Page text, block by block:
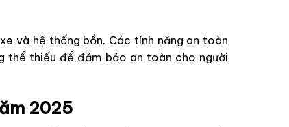
và hệ thống bồn. Các tính năng an toàn
thể thiếu để đảm bảo an toàn cho người
2025